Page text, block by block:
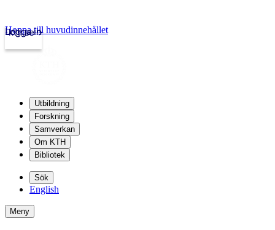
kth.se
Logga in
Hoppa till huvudinnehållet
Utbildning
Forskning
Samverkan
Om KTH
Bibliotek
Sök
English
Meny